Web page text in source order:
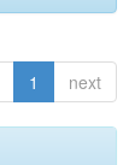
1 next